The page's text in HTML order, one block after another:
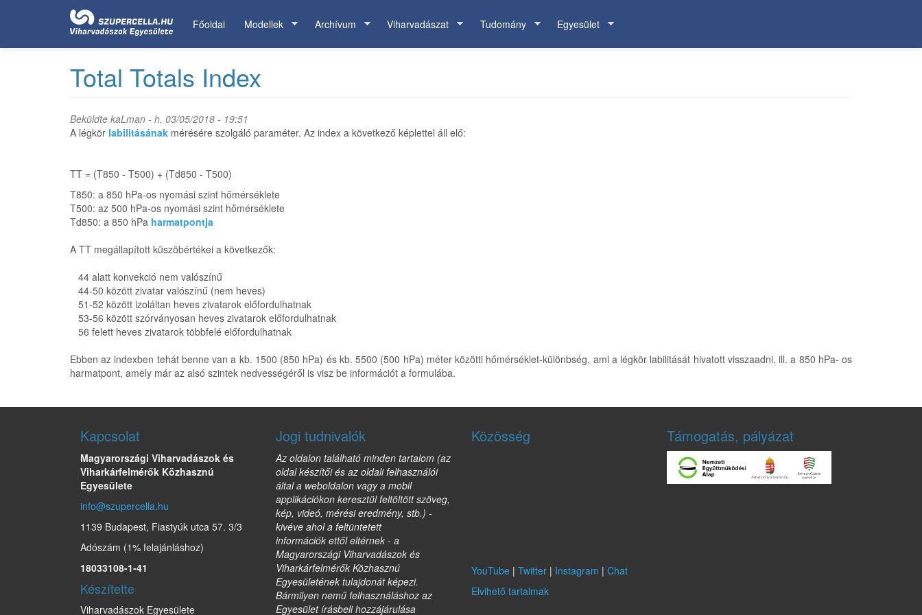
Főoldal Modellek Archívum Viharvadászat Tudomány Egyesület
Total Totals Index
Beküldte kaLman - h, 03/05/2018 - 19:51
A légkör labilitásának mérésére szolgáló paraméter. Az index a következő képlettel áll elő:
TT = (T850 - T500) + (Td850 - T500)
T850: a 850 hPa-os nyomási szint hőmérséklete
T500: az 500 hPa-os nyomási szint hőmérséklete
Td850: a 850 hPa harmatpontja
A TT megállapított küszöbértékei a következők:
44 alatt konvekció nem valószínű
44-50 között zivatar valószínű (nem heves)
51-52 között izoláltan heves zivatarok előfordulhatnak
53-56 között szórványosan heves zivatarok előfordulhatnak
56 felett heves zivatarok többfelé előfordulhatnak
Ebben az indexben tehát benne van a kb. 1500 (850 hPa) és kb. 5500 (500 hPa) méter közötti hőmérséklet-különbség, ami a légkör labilitását hivatott visszaadni, ill. a 850 hPa- os
harmatpont, amely már az alsó szintek nedvességéről is visz be információt a formulába.
Kapcsolat
Magyarországi Viharvadászok és
Viharkárfelmérők Közhasznú
Egyesülete
info@szupercella.hu
1139 Budapest, Fiastyúk utca 57. 3/3
Adószám (1% felajánláshoz)
18033108-1-41
Készítette
Viharvadászok Egyesülete
Jogi tudnivalók
Az oldalon található minden tartalom (az
oldal készítői és az oldali felhasználói
által a weboldalon vagy a mobil
applikációkon keresztül feltöltött szöveg,
kép, videó, mérési eredmény, stb.) -
kivéve ahol a feltüntetett
információk ettől eltérnek - a
Magyarországi Viharvadászok és
Viharkárfelmérők Közhasznú
Egyesületének tulajdonát képezi.
Bármilyen nemű felhasználáshoz az
Egyesület írásbeli hozzájárulása
Közösség
YouTube | Twitter | Instagram | Chat
Elvihető tartalmak
Támogatás, pályázat